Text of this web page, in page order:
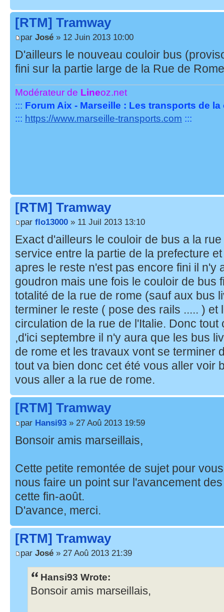
[RTM] Tramway
par José » 12 Juin 2013 10:00
D'ailleurs le nouveau couloir bus
fini sur la partie large de la Rue de Rome
Modérateur de Lineoz.net
::: Forum Aix - Marseille : Les transports de
::: https://www.marseille-transports.com :::
[RTM] Tramway
par flo13000 » 11 Juil 2013 13:10
Exact d'ailleurs le couloir de bus a la
service entre la partie de la prefecture
apres le reste n'est pas encore fini il n'y
goudron mais une fois le couloir de bus
totalité de la rue de rome (sauf aux bus
terminer le reste ( pose des rails ..... )
circulation de la rue de l'Italie. Donc
,d'ici septembre il n'y aura que les bus
de rome et les travaux vont se terminer
tout va bien donc cet été vous aller voir
vous aller a la rue de rome.
[RTM] Tramway
par Hansi93 » 27 Aoû 2013 19:59
Bonsoir amis marseillais,
Cette petite remontée de sujet pour
nous faire un point sur l'avancement
cette fin-août.
D'avance, merci.
[RTM] Tramway
par José » 27 Aoû 2013 21:39
Hansi93 Wrote:
Bonsoir amis marseillais,